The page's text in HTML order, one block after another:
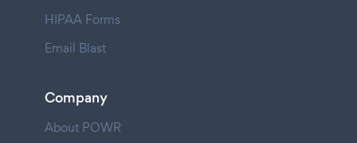
HIPAA Forms
Email Blast
Company
About POWR